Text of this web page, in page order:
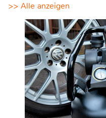
>> Alle anzeigen